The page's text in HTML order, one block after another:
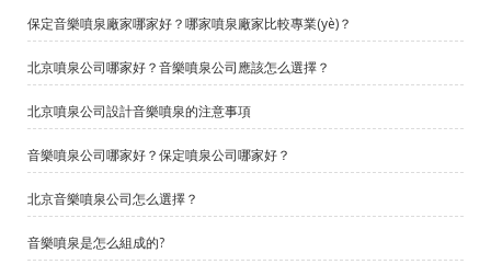
保定音樂噴泉廠家哪家好？哪家噴泉廠家比較專業(yè)？
北京噴泉公司哪家好？音樂噴泉公司應該怎么選擇？
北京噴泉公司設計音樂噴泉的注意事項
音樂噴泉公司哪家好？保定噴泉公司哪家好？
北京音樂噴泉公司怎么選擇？
音樂噴泉是怎么組成的?